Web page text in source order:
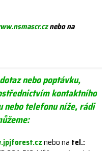
nebo na
nebo poptávku,
kontaktního
nebo telefonu níže, rádi
nebo na tel.: